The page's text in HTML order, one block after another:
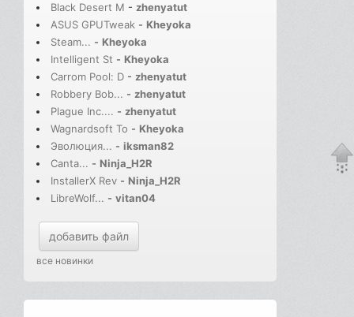
Black Desert M - zhenyatut
ASUS GPUTweak - Kheyoka
Steam... - Kheyoka
Intelligent St - Kheyoka
Carrom Pool: D - zhenyatut
Robbery Bob... - zhenyatut
Plague Inc.... - zhenyatut
Wagnardsoft To - Kheyoka
Эволюция... - iksman82
Canta... - Ninja_H2R
InstallerX Rev - Ninja_H2R
LibreWolf... - vitan04
добавить файл
все новинки